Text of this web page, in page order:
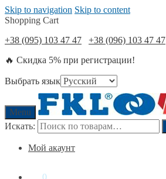
Skip to navigation Skip to content
Shopping Cart
+38 (095) 103 47 47
+38 (096) 103 47 47
🔥 Скидка 5% при регистрации!
Выбрать язык
Menu
Искать:
Мой акаунт
0